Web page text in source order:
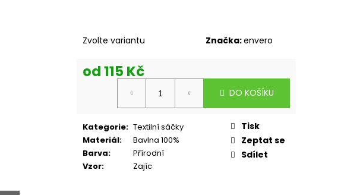
Zvolte variantu Značka:envero
od115 Kč
DO KOŠÍKU
Kategorie: Textilní sáčky
Materiál:
Bavlna 100%
Barva:
Přírodní
Vzor: Zajíc
Tisk
Zeptat se
Sdílet